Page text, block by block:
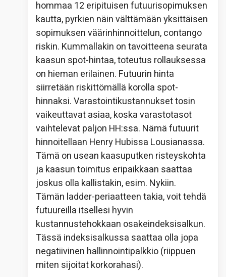
hommaa 12 eripituisen futuurisopimuksen
kautta, pyrkien näin välttämään yksittäisen
sopimuksen väärinhinnoittelun, contango
riskin. Kummallakin on tavoitteena seurata
kaasun spot-hintaa, toteutus rollauksessa
on hieman erilainen. Futuurin hinta
siirretään riskittömällä korolla spot-
hinnaksi. Varastointikustannukset tosin
vaikeuttavat asiaa, koska varastotasot
vaihtelevat paljon HH:ssa. Nämä futuurit
hinnoitellaan Henry Hubissa Lousianassa.
Tämä on usean kaasuputken risteyskohta
ja kaasun toimitus eripaikkaan saattaa
joskus olla kallistakin, esim. Nykiin.
Tämän ladder-periaatteen takia, voit tehdä
futuureilla itsellesi hyvin
kustannustehokkaan osakeindeksisalkun.
Tässä indeksisalkussa saattaa olla jopa
negatiivinen hallinnointipalkkio (riippuen
miten sijoitat korkorahasi).